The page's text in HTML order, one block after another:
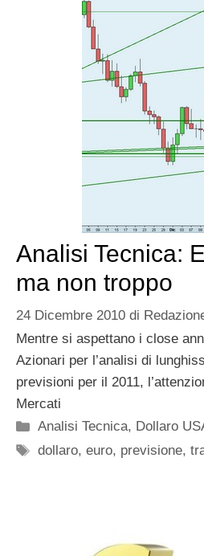
Analisi Tecnica:
ma non troppo
24 Dicembre 2010 di
Mentre si aspettano i close
Azionari per l’analisi di
previsioni per il 2011,
Mercati
Categorie
Analisi Tecnica, Dollaro
Tag
dollaro,euro, previsione,